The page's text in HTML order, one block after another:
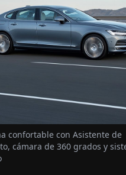
confortable con Asistente de
cámara de 360 grados y